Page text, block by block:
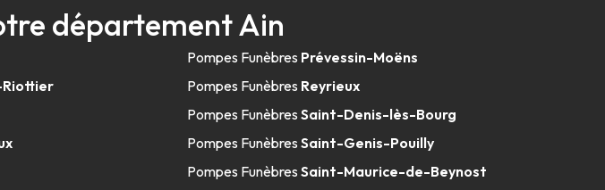
département Ain
Pompes Funèbres Prévessin-Moëns
Pompes Funèbres Reyrieux
Pompes FunèbresSaint-Denis-lès-Bourg
Pompes FunèbresSaint-Genis-Pouilly
Pompes FunèbresSaint-Maurice-de-Beynost